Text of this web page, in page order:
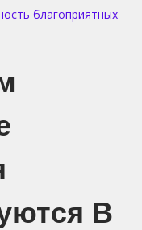
благоприятных
В